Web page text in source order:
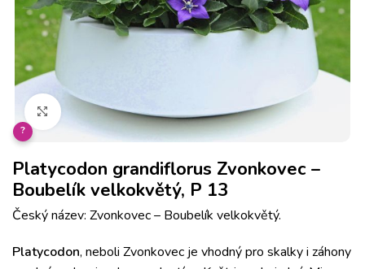
Klikněte pro zvětšení
?
Platycodon grandiflorus Zvonkovec –
Boubelík velkokvětý, P 13
Český název: Zvonkovec – Boubelík velkokvětý.
Platycodon, neboli Zvonkovec je vhodný pro skalky i záhony